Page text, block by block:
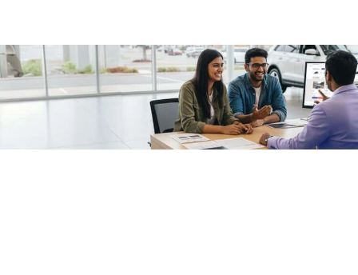
/fragments/plp-details